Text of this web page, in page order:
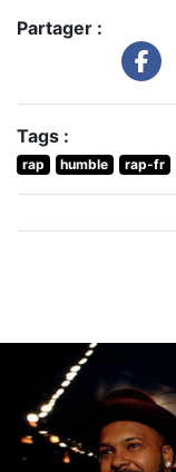
Partager :
Tags :
rap humble rap-fr